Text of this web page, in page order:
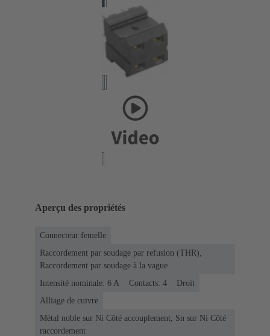
Aperçu des propriétés
Connecteur femelle
Raccordement par soudage par refusion (THR),
Raccordement par soudage à la vague
Intensité nominale: ‌6 A
Contacts: 4
Droit
Alliage de cuivre
Métal noble sur Ni Côté accouplement, Sn sur Ni Côté
raccordement